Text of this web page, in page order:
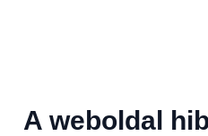
A weboldal